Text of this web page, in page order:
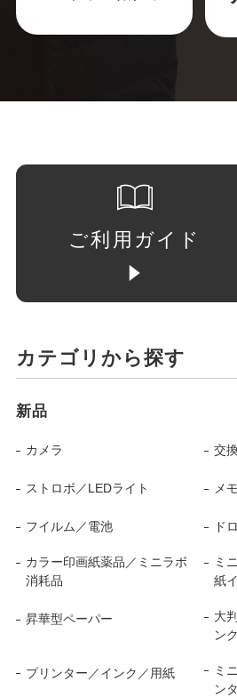
ご利用ガイド
カテゴリから探す
新品
カメラ 交
ストロボ／LEDライト メ
フイルム／電池 ド
カラー印画紙薬品／ミニラボ
消耗品
ミ
紙
昇華型ペーパー
大
ンク
プリンター／インク／用紙
ミ
ン